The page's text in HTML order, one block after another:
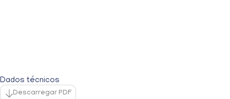
Dados técnicos
Descarregar PDF